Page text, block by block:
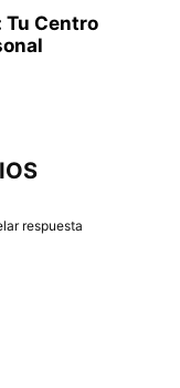
Tu Centro
respuesta